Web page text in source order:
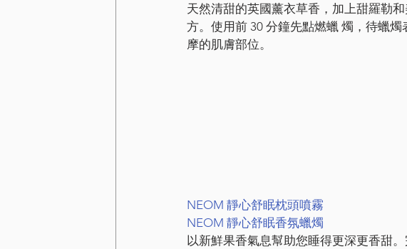
天然清甜的英國薰衣草香，加上甜羅勒
方。使用前 30 分鐘先點燃蠟 燭，待蠟
摩的肌膚部位。
NEOM 靜心舒眠枕頭噴霧
NEOM 靜心舒眠香氛蠟燭
以新鮮果香氣息幫助您睡得更深更香甜